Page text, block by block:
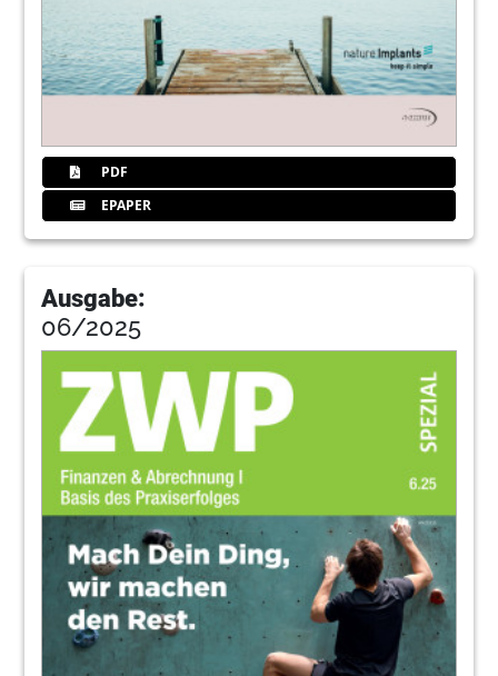
PDF
EPAPER
Ausgabe:
06/2025